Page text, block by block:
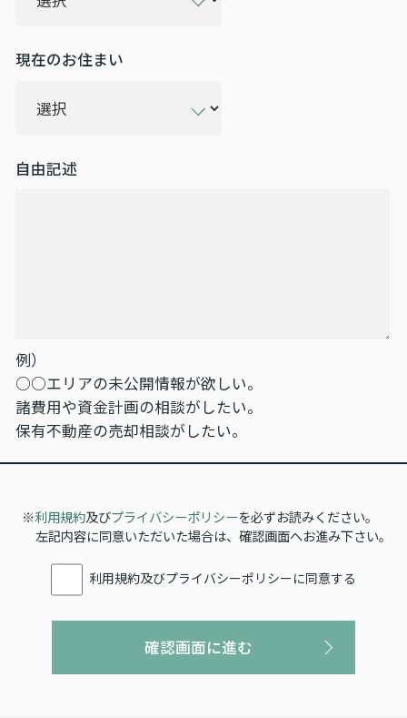
現在のお住まい
自由記述
例）
○○エリアの未公開情報が欲しい。
諸費用や資金計画の相談がしたい。
保有不動産の売却相談がしたい。
※利用規約及びプライバシーポリシーを必ずお読みください。
左記内容に同意いただいた場合は、確認画面へお進み下さい。
利用規約及びプライバシーポリシーに同意する
確認画面に進む